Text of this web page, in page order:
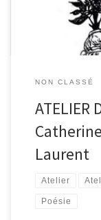
NON CLASSÉ
ATELIER
Laurent
Atelier
Poésie